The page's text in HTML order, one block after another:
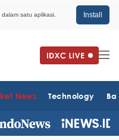
satu aplikasi. Install
News Technology